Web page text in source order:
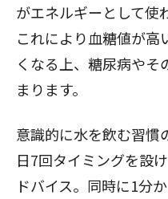
がエネルギーとして使
これにより血糖値が高
くなる上、糖尿病やそ
まります。
意識的に水を飲む習慣
日7回タイミングを設
ドバイス。同時に1分